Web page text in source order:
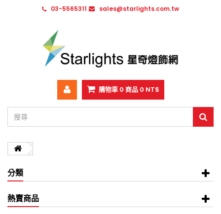
03-5565311 sales@starlights.com.tw
購物車 0 商品 0 NT$
分類
熱賣商品